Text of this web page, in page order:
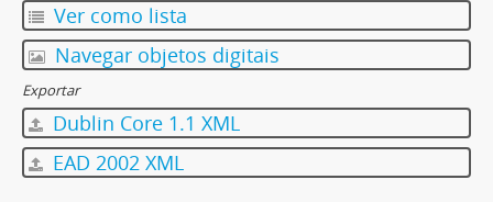
Ver como lista
Navegar objetos digitais
Exportar
Dublin Core 1.1 XML
EAD 2002 XML